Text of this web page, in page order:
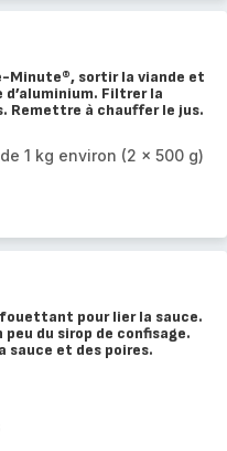
Minute®, sortir la viande et
d’aluminium. Filtrer la
Remettre à chauffer le jus.
1 kg environ (2 x 500 g)
pour lier la sauce.
du sirop de confisage.
sauce et des poires.